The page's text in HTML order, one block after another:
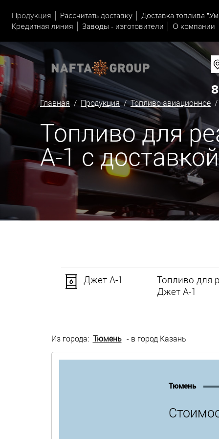
Продукция Рассчитать доставку Доставка топлива
Кредитная линия
Заводы - изготовители О компании
Главная / Продукция/Топливо авиационное /
Топливо для
А-1 с
Джет А-1
Топливо для
Джет А-1
Из города: Тюмень - в город Казань
Тюмень